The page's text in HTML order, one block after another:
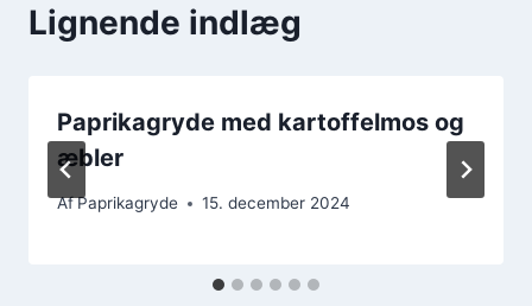
Lignende indlæg
Paprikagryde med kartoffelmos og
æbler
AfPaprikagryde 15. december 2024